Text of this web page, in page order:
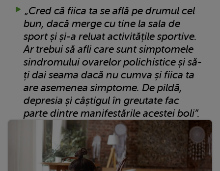
„Cred că fiica ta se află pe drumul cel
bun, dacă merge cu tine la sala de
sport și și-a reluat activitățile sportive.
Ar trebui să afli care sunt simptomele
sindromului ovarelor polichistice și să-
ți dai seama dacă nu cumva și fiica ta
are asemenea simptome. De pildă,
depresia și câștigul în greutate fac
parte dintre manifestările acestei boli”.